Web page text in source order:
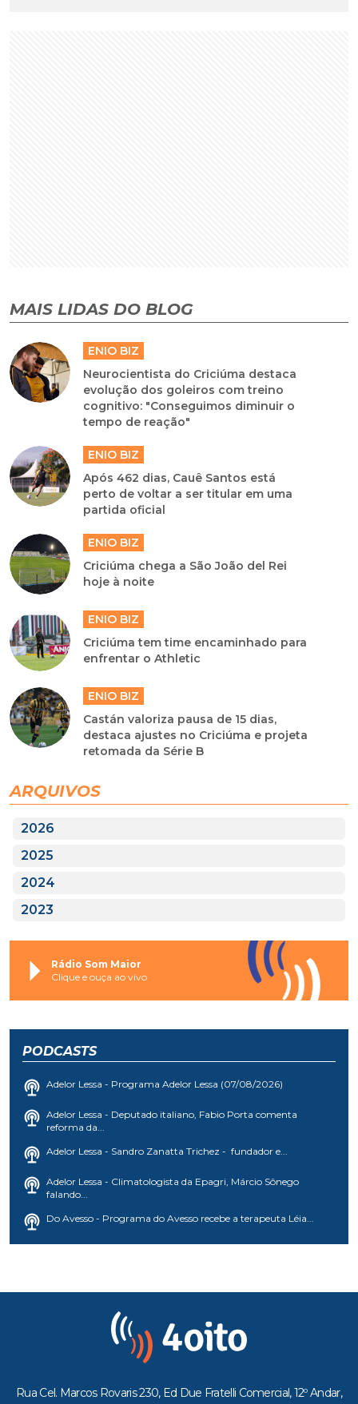
MAIS LIDAS DO BLOG
ENIO BIZ
Neurocientista do Criciúma destaca
evolução dos goleiros com treino
cognitivo: "Conseguimos diminuir o
tempo de reação"
ENIO BIZ
Após 462 dias, Cauê Santos está
perto de voltar a ser titular em uma
partida oficial
ENIO BIZ
Criciúma chega a São João del Rei
hoje à noite
ENIO BIZ
Criciúma tem time encaminhado para
enfrentar o Athletic
ENIO BIZ
Castán valoriza pausa de 15 dias,
destaca ajustes no Criciúma e projeta
retomada da Série B
ARQUIVOS
2026
2025
2024
2023
Rádio Som Maior
Clique e ouça ao vivo
PODCASTS
Adelor Lessa - Programa Adelor Lessa (07/08/2026)
Adelor Lessa - Deputado italiano, Fabio Porta comenta
reforma da...
Adelor Lessa - Sandro Zanatta Trichez - fundador e...
Adelor Lessa - Climatologista da Epagri, Márcio Sônego
falando...
Do Avesso - Programa do Avesso recebe a terapeuta Léia...
Rua Cel. Marcos Rovaris 230, Ed Due Fratelli Comercial, 12º Andar,